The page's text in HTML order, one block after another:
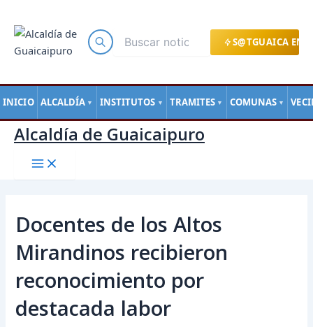
S@TGUAICA EN
INICIO ALCALDÍA ▼ INSTITUTOS ▼ TRAMITES ▼ COMUNAS ▼
contenido
Alcaldía de Guaicaipuro
Docentes de los Altos
Mirandinos recibieron
reconocimiento por
destacada labor
de
entradas